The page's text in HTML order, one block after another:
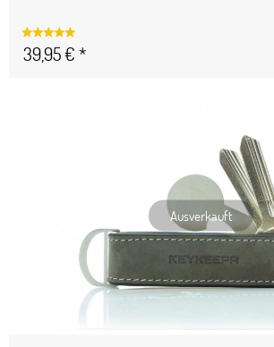
39,95 € *
Ausverkauft